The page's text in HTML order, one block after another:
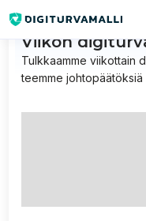
Viikon
Tulkkaamme viikottain
teemme